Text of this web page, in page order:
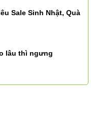
Sale Sinh Nhật, Quà
lâu thì ngưng